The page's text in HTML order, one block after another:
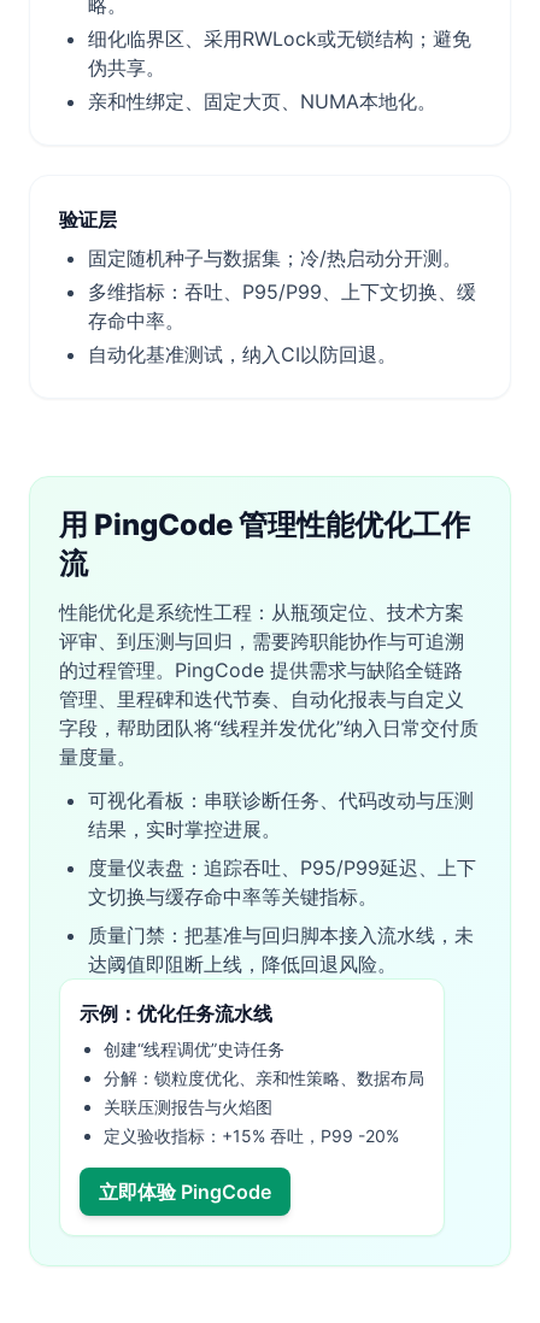
略。
细化临界区、采用RWLock或无锁结构；避免
伪共享。
亲和性绑定、固定大页、NUMA本地化。
验证层
固定随机种子与数据集；冷/热启动分开测。
多维指标：吞吐、P95/P99、上下文切换、缓
存命中率。
自动化基准测试，纳入CI以防回退。
用 PingCode 管理性能优化工作
流
性能优化是系统性工程：从瓶颈定位、技术方案
评审、到压测与回归，需要跨职能协作与可追溯
的过程管理。PingCode 提供需求与缺陷全链路
管理、里程碑和迭代节奏、自动化报表与自定义
字段，帮助团队将“线程并发优化”纳入日常交付质
量度量。
可视化看板：串联诊断任务、代码改动与压测
结果，实时掌控进展。
度量仪表盘：追踪吞吐、P95/P99延迟、上下
文切换与缓存命中率等关键指标。
质量门禁：把基准与回归脚本接入流水线，未
达阈值即阻断上线，降低回退风险。
示例：优化任务流水线
创建“线程调优”史诗任务
分解：锁粒度优化、亲和性策略、数据布局
关联压测报告与火焰图
定义验收指标：+15% 吞吐，P99 -20%
立即体验 PingCode